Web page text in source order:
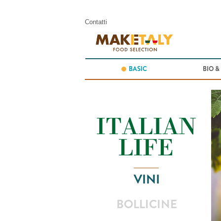
Contatti
BASIC BIO
VINI
BOLLICINE